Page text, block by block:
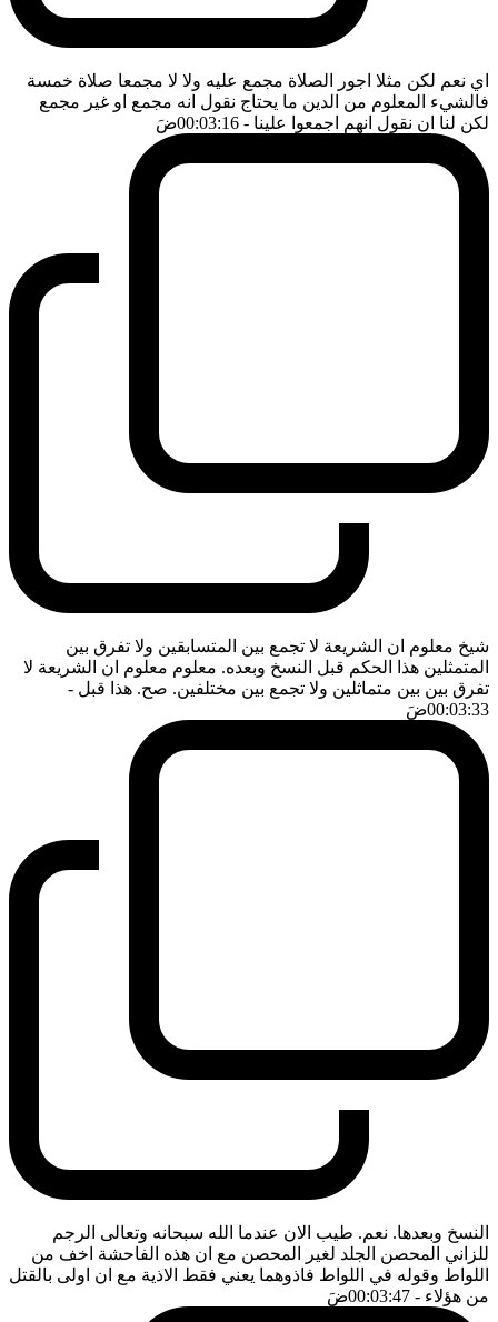
اي نعم لكن مثلا اجور الصلاة مجمع عليه ولا لا مجمعا صلاة خمسة
فالشيء المعلوم من الدين ما يحتاج نقول انه مجمع او غير مجمع
لكن لنا ان نقول انهم اجمعوا علينا - 00:03:16 ضَ
شيخ معلوم ان الشريعة لا تجمع بين المتسابقين ولا تفرق بين
المتمثلين هذا الحكم قبل النسخ وبعده. معلوم معلوم ان الشريعة لا
تفرق بين بين متماثلين ولا تجمع بين مختلفين. صح. هذا قبل -
00:03:33ضَ
النسخ وبعدها. نعم. طيب الان عندما الله سبحانه وتعالى الرجم
للزاني المحصن الجلد لغير المحصن مع ان هذه الفاحشة اخف من
اللواط وقوله في اللواط فاذوهما يعني فقط الاذية مع ان اولى بالقتل
من هؤلاء - 00:03:47 ضَ